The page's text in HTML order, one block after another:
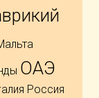
ОАЭ
Россия